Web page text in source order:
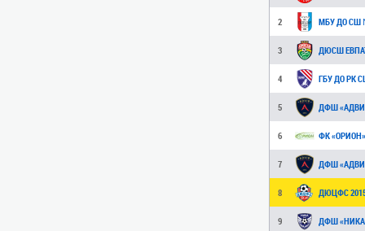
2
3 ДЮСШ
4
5 ДФШ
6 ФК
7 ДФШ
8 ДЮЦФС
9 ДФШ